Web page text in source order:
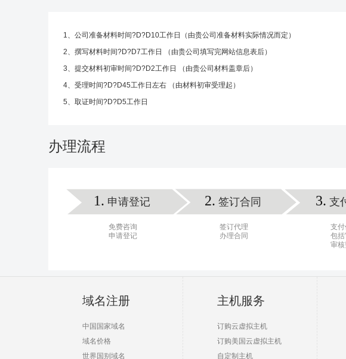
1、公司准备材料时间?D?D10工作日（由贵公司准备材料实际情况而定）
2、撰写材料时间?D?D7工作日 （由贵公司填写完网站信息表后）
3、提交材料初审时间?D?D2工作日 （由贵公司材料盖章后）
4、受理时间?D?D45工作日左右 （由材料初审受理起）
5、取证时间?D?D5工作日
办理流程
1. 申请登记
免费咨询
申请登记
2. 签订合同
签订代理
办理合同
3. 支
支
包
审
域名注册
中国国家域名
域名价格
世界国别域名
主机服务
订购云虚拟主机
订购美国云虚拟主机
自定制主机